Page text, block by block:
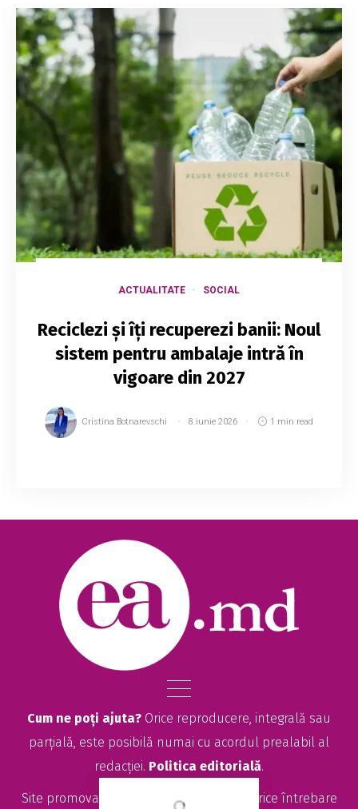
ACTUALITATE SOCIAL
Reciclezi și îți recuperezi banii: Noul
sistem pentru ambalaje intră în
vigoare din 2027
Cristina Botnarevschi 8 iunie 2026 1 min read
Gheorghe Hajder, care dă asigurări că
mecanism...
Cum ne poți ajuta? Orice reproducere, integrală sau
parțială, este posibilă numai cu acordul prealabil al
redacției. Politica editorială.
Site promovat de seolitte.com . Pentru orice întrebare